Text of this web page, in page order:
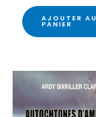
AJOUTER AU
PANIER